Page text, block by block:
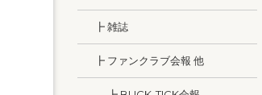
┣ 雑誌
┣ ファンクラブ会報 他